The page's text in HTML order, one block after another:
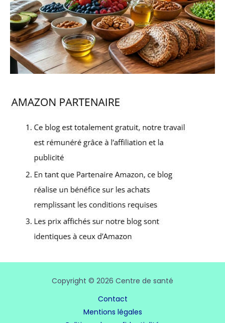
Copyright © 2026 Centre de santé
Contact
Mentions légales